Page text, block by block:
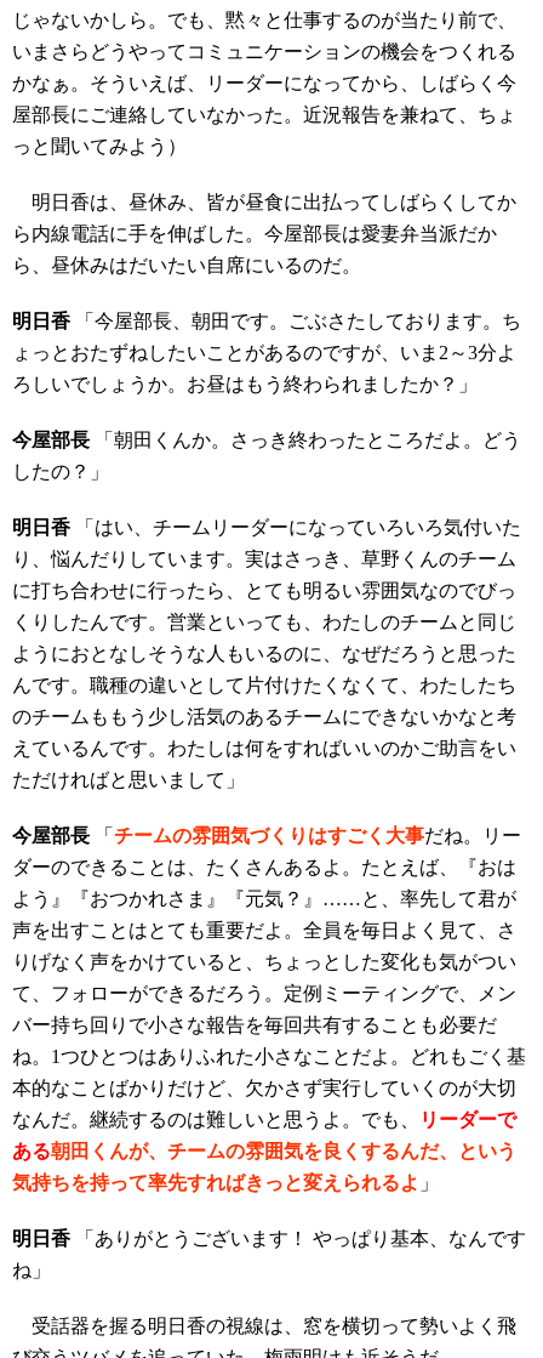
じゃないかしら。でも、黙々と仕事するのが当たり前で、
いまさらどうやってコミュニケーションの機会をつくれる
かなぁ。そういえば、リーダーになってから、しばらく今
屋部長にご連絡していなかった。近況報告を兼ねて、ちょ
っと聞いてみよう）
明日香は、昼休み、皆が昼食に出払ってしばらくしてか
ら内線電話に手を伸ばした。今屋部長は愛妻弁当派だか
ら、昼休みはだいたい自席にいるのだ。
明日香
「今屋部長、朝田です。ごぶさたしております。ち
ょっとおたずねしたいことがあるのですが、いま 2 ～3分よ
ろしいでしょうか。お昼はもう終わられましたか？」
今屋部長 「朝田くんか。さっき終わったところだよ。どう
したの？」
明日香 「はい、チームリーダーになっていろいろ気付いた
り、悩んだりしています。実はさっき、草野くんのチーム
に打ち合わせに行ったら、とても明るい雰囲気なのでびっ
くりしたんです。営業といっても、わたしのチームと同じ
ようにおとなしそうな人もいるのに、なぜだろうと思った
んです。職種の違いとして片付けたくなくて、わたしたち
のチームももう少し活気のあるチームにできないかなと考
えているんです。わたしは何をすればいいのかご助言をい
ただければと思いまして」
今屋部長 「 チームの雰囲気づくりはすごく大事だね。リー
ダーのできることは、たくさんあるよ。たとえば、『おは
よう』『おつかれさま』『元気？』……と、率先して君が
声を出すことはとても重要だよ。全員を毎日よく見て、さ
りげなく声をかけていると、ちょっとした変化も気がつい
て、フォローができるだろう。定例ミーティングで、メン
バー持ち回りで小さな報告を毎回共有することも必要だ
ね。1つひとつはありふれた小さなことだよ。どれもごく基
本的なことばかりだけど、欠かさず実行していくのが大切
なんだ。継続するのは難しいと思うよ。でも、
リーダーで
ある朝田くんが、チームの雰囲気を良くするんだ、という
気持ちを持って率先すればきっと変えられるよ 」
明日香 「ありがとうございます！ やっぱり基本、なんです
ね」
受話器を握る明日香の視線は、窓を横切って勢いよく飛